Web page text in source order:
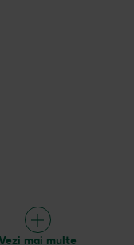
mai multe